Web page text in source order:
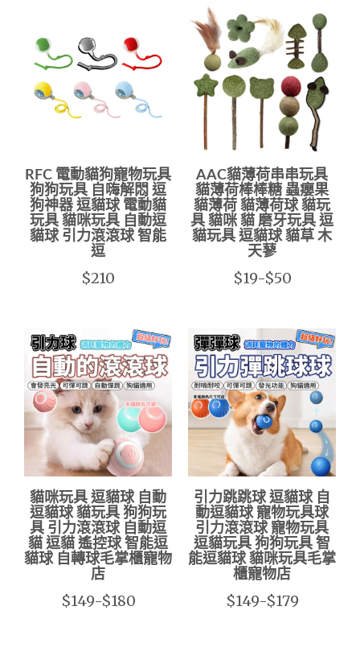
RFC 電動貓狗寵物玩具
狗狗玩具 自嗨解悶 逗
狗神器 逗貓球 電動貓
玩具 貓咪玩具 自動逗
貓球 引力滾滾球 智能
逗
$210
AAC貓薄荷串串玩具
貓薄荷棒棒糖 蟲癭果
貓薄荷 貓薄荷球 貓玩
具 貓咪 貓 磨牙玩具 逗
貓玩具 逗貓球 貓草 木
天蓼
$19-$50
貓咪玩具 逗貓球 自動
逗貓球 貓玩具 狗狗玩
具 引力滾滾球 自動逗
貓 逗貓 遙控球 智能逗
貓球 自轉球毛掌櫃寵物
店
$149-$180
引力跳跳球 逗貓球 自
動逗貓球 寵物玩具球
引力滾滾球 寵物玩具
逗貓玩具 狗狗玩具 智
能逗貓球 貓咪玩具毛掌
櫃寵物店
$149-$179